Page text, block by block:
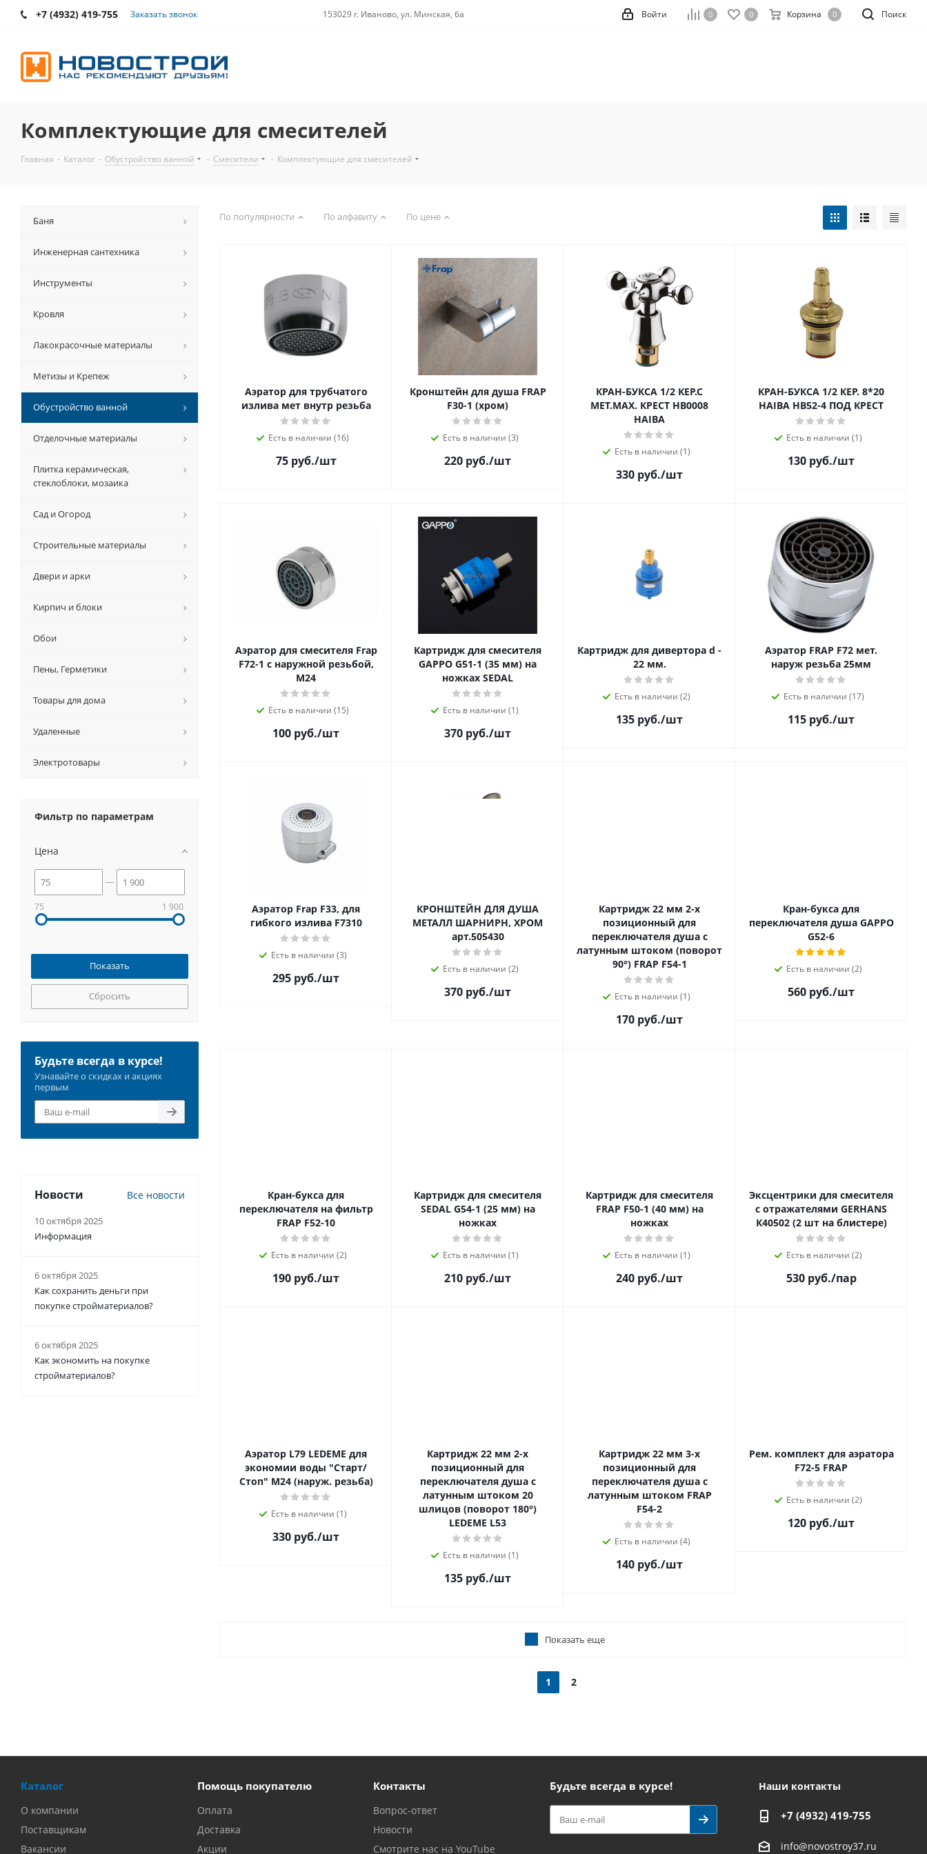
+7 (4932) 419-755 Заказать звонок 153029 г. Иваново, ул. Минская, 6а Поиск
0 0 Корзина 0
Войти
Комплектующие для смесителей
Главная - Каталог - Обустройство ванной - Смесители - Комплектующие для смесителей
По популярности По алфавиту По цене
Аэратор для трубчатого
излива мет внутр резьба
Есть в наличии (16)
75 руб./шт
Кронштейн для душа FRAP
F30-1 (хром)
Есть в наличии (3)
220 руб./шт
КРАН-БУКСА 1/2 КЕР.С
МЕТ.МАХ. КРЕСТ HB0008
HAIBA
Есть в наличии (1)
330 руб./шт
КРАН-БУКСА 1/2 КЕР. 8*20
HAIBA HB52-4 ПОД КРЕСТ
Есть в наличии (1)
130 руб./шт
Аэратор для смесителя Frap
F72-1 с наружной резьбой,
M24
Есть в наличии (15)
100 руб./шт
Картридж для смесителя
GAPPO G51-1 (35 мм) на
ножках SEDAL
Есть в наличии (1)
370 руб./шт
Картридж для дивертора d -
22 мм.
Есть в наличии (2)
135 руб./шт
Аэратор FRAP F72 мет.
наруж резьба 25мм
Есть в наличии (17)
115 руб./шт
Аэратор Frap F33, для
гибкого излива F7310
Есть в наличии (3)
295 руб./шт
КРОНШТЕЙН ДЛЯ ДУША
МЕТАЛЛ ШАРНИРН, ХРОМ
арт.505430
Есть в наличии (2)
370 руб./шт
Картридж 22 мм 2-х
позиционный для
переключателя душа с
латунным штоком (поворот
90°) FRAP F54-1
Есть в наличии (1)
170 руб./шт
Кран-букса для
переключателя душа GAPPO
G52-6
Есть в наличии (2)
560 руб./шт
Кран-букса для
переключателя на фильтр
FRAP F52-10
Есть в наличии (2)
190 руб./шт
Картридж для смесителя
SEDAL G54-1 (25 мм) на
ножках
Есть в наличии (1)
210 руб./шт
Картридж для смесителя
FRAP F50-1 (40 мм) на
ножках
Есть в наличии (1)
240 руб./шт
Эксцентрики для смесителя
с отражателями GERHANS
К40502 (2 шт на блистере)
Есть в наличии (2)
530 руб./пар
Аэратор L79 LEDEME для
экономии воды "Старт/
Стоп" М24 (наруж. резьба)
Есть в наличии (1)
330 руб./шт
Картридж 22 мм 2-х
позиционный для
переключателя душа с
латунным штоком 20
шлицов (поворот 180°)
LEDEME L53
Есть в наличии (1)
135 руб./шт
Картридж 22 мм 3-х
позиционный для
переключателя душа с
латунным штоком FRAP
F54-2
Есть в наличии (4)
140 руб./шт
Рем. комплект для аэратора
F72-5 FRAP
Есть в наличии (2)
120 руб./шт
Показать еще
1 2
Баня
Инженерная сантехника
Инструменты
Кровля
Лакокрасочные материалы
Метизы и Крепеж
Обустройство ванной
Отделочные материалы
Плитка керамическая,
стеклоблоки, мозаика
Сад и Огород
Строительные материалы
Двери и арки
Кирпич и блоки
Обои
Пены, Герметики
Товары для дома
Удаленные
Электротовары
Фильтр по параметрам
Цена
75 1 900
Сбросить
Будьте всегда в курсе!
Узнавайте о скидках и акциях
первым
Новости Все новости
10 октября 2025
Информация
6 октября 2025
Как сохранить деньги при
покупке стройматериалов?
6 октября 2025
Как экономить на покупке
стройматериалов?
Каталог
О компании
Поставщикам
Вакансии
Помощь покупателю
Оплата
Доставка
Акции
Контакты
Вопрос-ответ
Новости
Смотрите нас на YouTube
Будьте всегда в курсе! Наши контакты
+7 (4932) 419-755
info@novostroy37.ru